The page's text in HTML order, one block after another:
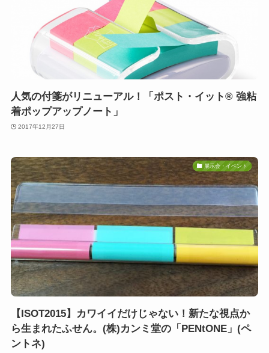
人気の付箋がリニューアル！「ポスト・イット® 強粘
着ポップアップノート」
2017年12月27日
展示会・イベント
【ISOT2015】カワイイだけじゃない！新たな視点か
ら生まれたふせん。(株)カンミ堂の「PENtONE」(ペ
ントネ)